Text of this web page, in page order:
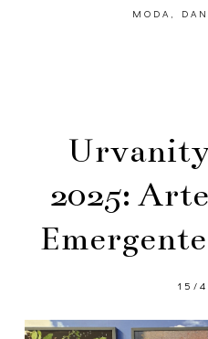
MODA,
2025:
15/